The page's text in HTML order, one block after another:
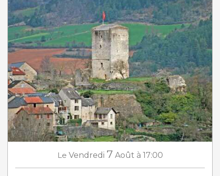
Le Vendredi 7 Août à 17:00